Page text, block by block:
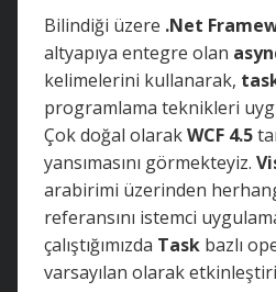
Bilindiği üzere .Net
altyapıya entegre olan
kelimelerini kullanarak,
programlama teknikleri
Çok doğal olarakWCF 4.5
yansımasını görmekteyiz.
arabirimi üzerinden
referansını istemci
çalıştığımızda Task bazlı
varsayılan olarak